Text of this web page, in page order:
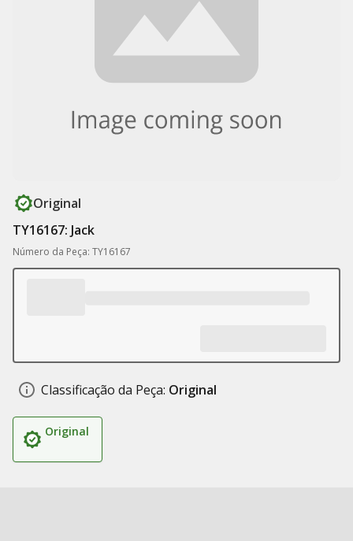
Original
TY16167: Jack
Número da Peça: TY16167
Classificação da Peça: Original
Original